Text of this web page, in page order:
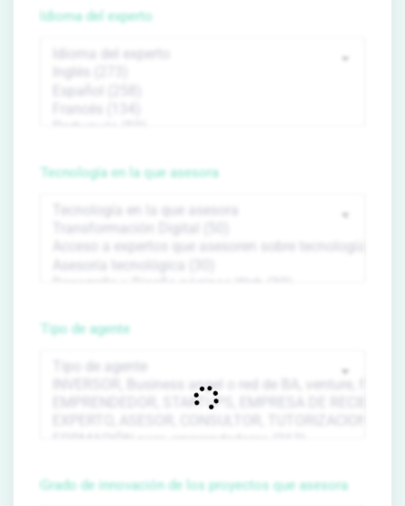
Idioma del experto
Tecnología en la que asesora
Tipo de agente
Grado de innovación de los proyectos que asesora